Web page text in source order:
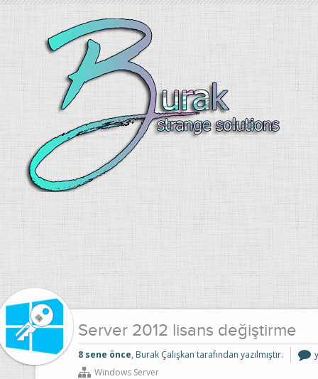
Server 2012 lisans değiştirme
8 sene önce, Burak Çalışkan tarafından yazılmıştır.
Windows Server